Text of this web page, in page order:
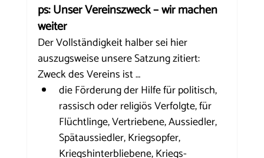
ps: Unser Vereinszweck – wir machen
weiter
Der Vollständigkeit halber sei hier
auszugsweise unsere Satzung zitiert:
Zweck des Vereins ist …
die Förderung der Hilfe für politisch,
rassisch oder religiös Verfolgte, für
Flüchtlinge, Vertriebene, Aussiedler,
Spätaussiedler, Kriegsopfer,
Kriegshinterbliebene, Kriegs­